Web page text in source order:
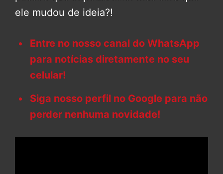
ele mudou de ideia?!
Entre no nosso canal do WhatsApp
para notícias diretamente no seu
celular!
Siga nosso perfil no Google para não
perder nenhuma novidade!